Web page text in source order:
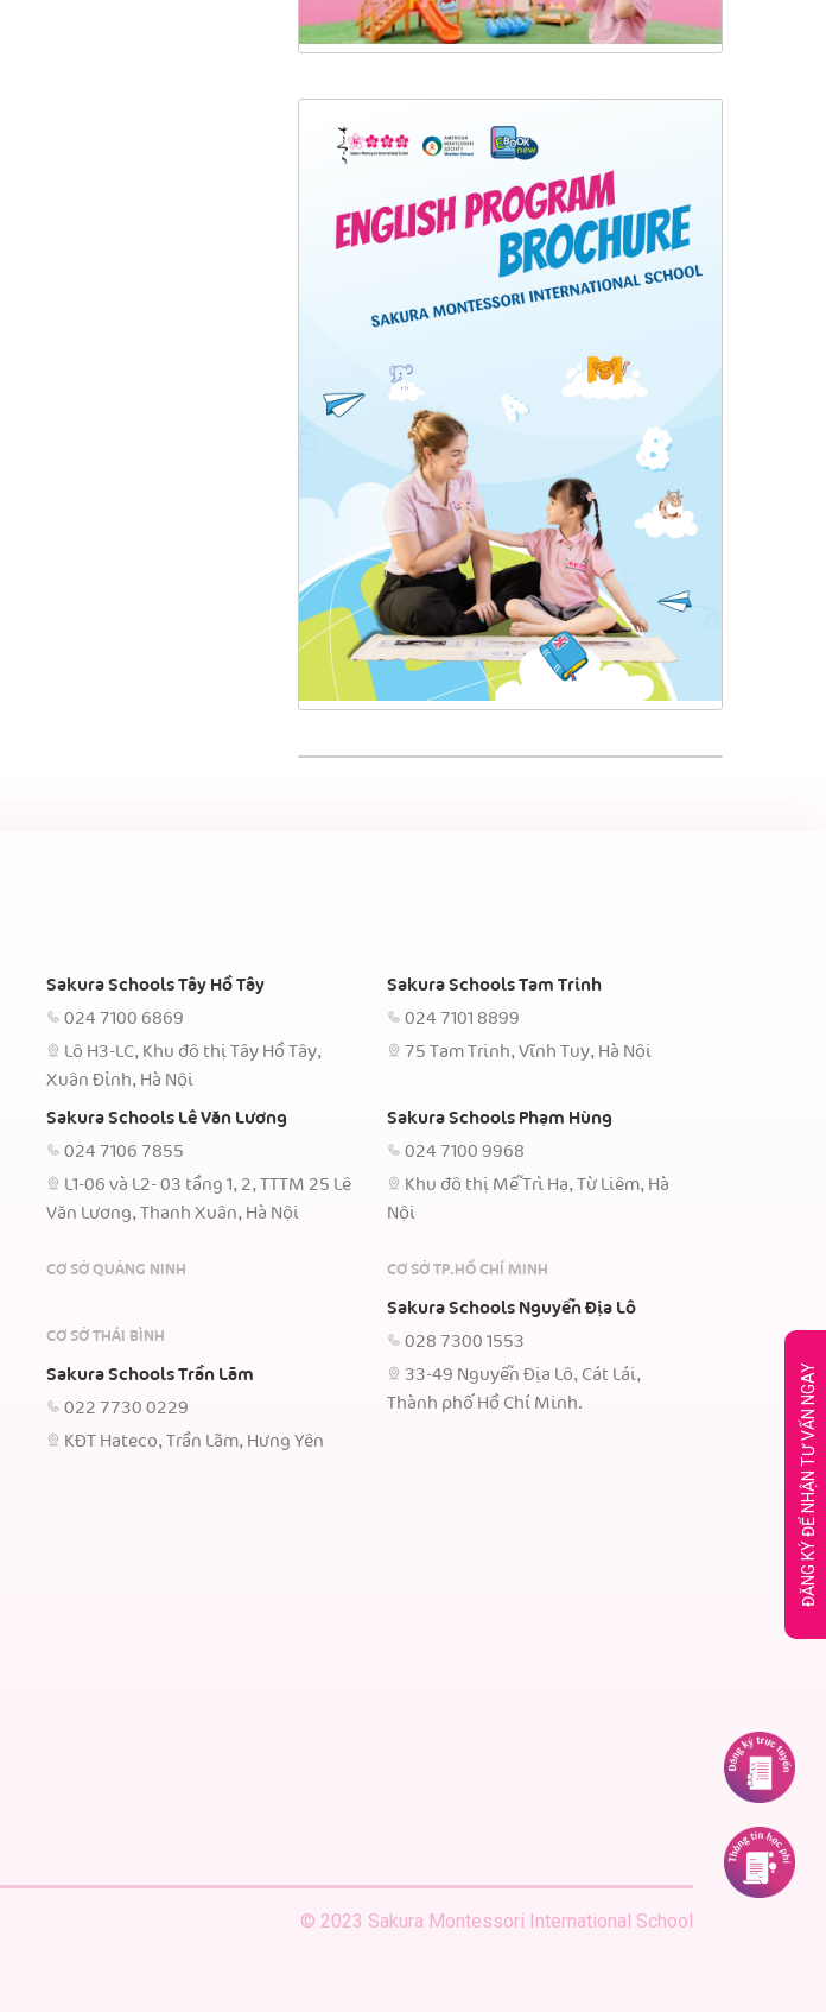
Sakura Schools Tây Hồ Tây
024 7100 6869
Lô H3-LC, Khu đô thị Tây Hồ Tây,
Xuân Đỉnh, Hà Nội
Sakura Schools Tam Trinh
024 7101 8899
75 Tam Trinh, Vĩnh Tuy, Hà Nội
Sakura Schools Lê Văn Lương
024 7106 7855
L1-06 và L2- 03 tầng 1, 2, TTTM 25 Lê
Văn Lương, Thanh Xuân, Hà Nội
Sakura Schools Phạm Hùng
024 7100 9968
Khu đô thị Mễ Trì Hạ, Từ Liêm, Hà
Nội
CƠ SỞ QUẢNG NINH
CƠ SỞ THÁI BÌNH
Sakura Schools Trần Lãm
022 7730 0229
KĐT Hateco, Trần Lãm, Hưng Yên
CƠ SỞ TP.HỒ CHÍ MINH
Sakura Schools Nguyễn Địa Lô
028 7300 1553
33-49 Nguyễn Địa Lô, Cát Lái,
Thành phố Hồ Chí Minh.
© 2023 Sakura Montessori International School
ĐĂNG KÝ ĐỂ NHẬN TƯ VẤN NGAY